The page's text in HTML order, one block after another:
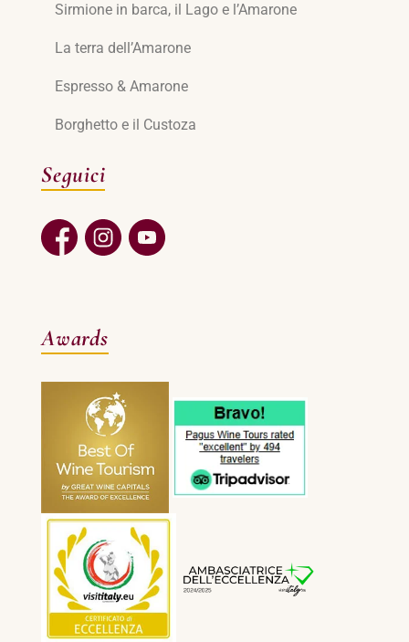
Sirmione in barca, il Lago e l’Amarone
La terra dell’Amarone
Espresso & Amarone
Borghetto e il Custoza
Seguici
Awards